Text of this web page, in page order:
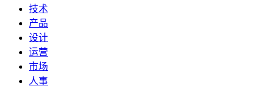
技术
产品
设计
运营
市场
人事